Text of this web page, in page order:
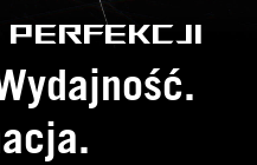
perfekcji